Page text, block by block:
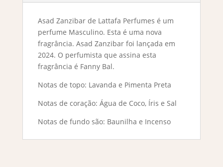
Asad Zanzibar de Lattafa Perfumes é um
perfume Masculino. Esta é uma nova
fragrância. Asad Zanzibar foi lançada em
2024. O perfumista que assina esta
fragrância é Fanny Bal.
Notas de topo: Lavanda e Pimenta Preta
Notas de coração: Água de Coco, Íris e Sal
Notas de fundo são: Baunilha e Incenso